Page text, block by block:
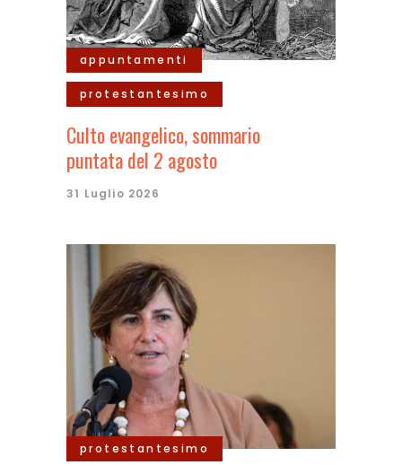
appuntamenti
protestantesimo
Culto evangelico, sommario
puntata del 2 agosto
31 Luglio 2026
protestantesimo